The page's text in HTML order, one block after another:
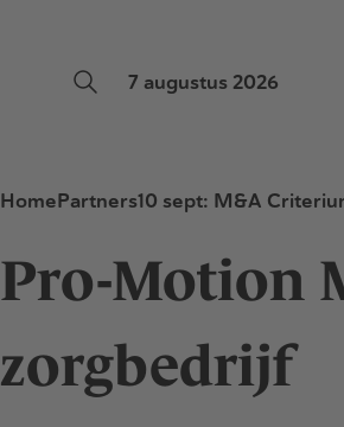
7 augustus 2026
HomePartners10 sept: M&A
Pro-Motion
zorgbedrijf